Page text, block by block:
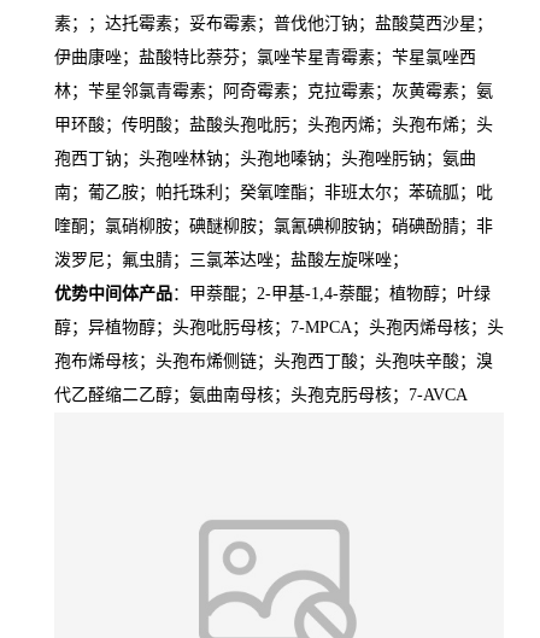
素；；达托霉素；妥布霉素；普伐他汀钠；盐酸莫西沙星；
伊曲康唑；盐酸特比萘芬；氯唑苄星青霉素；苄星氯唑西
林；苄星邻氯青霉素；阿奇霉素；克拉霉素；灰黄霉素；氨
甲环酸；传明酸；盐酸头孢吡肟；头孢丙烯；头孢布烯；头
孢西丁钠；头孢唑林钠；头孢地嗪钠；头孢唑肟钠；氨曲
南；葡乙胺；帕托珠利；癸氧喹酯；非班太尔；苯硫胍；吡
喹酮；氯硝柳胺；碘醚柳胺；氯氰碘柳胺钠；硝碘酚腈；非
泼罗尼；氟虫腈；三氯苯达唑；盐酸左旋咪唑；
优势中间体产品：甲萘醌；2-甲基-1,4-萘醌；植物醇；叶绿
醇；异植物醇；头孢吡肟母核；7-MPCA；头孢丙烯母核；头
孢布烯母核；头孢布烯侧链；头孢西丁酸；头孢呋辛酸；溴
代乙醛缩二乙醇；氨曲南母核；头孢克肟母核；7-AVCA